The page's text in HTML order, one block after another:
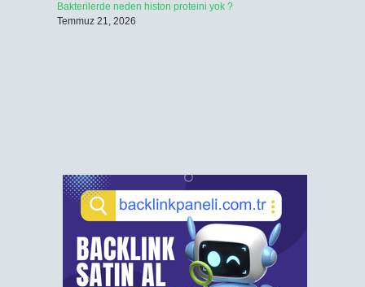
Bakterilerde neden histon proteini yok ?
Temmuz 21, 2026